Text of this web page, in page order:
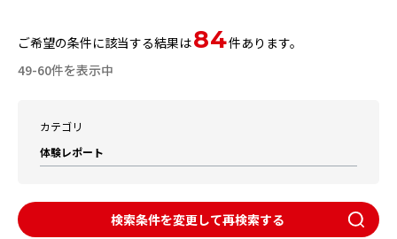
ご希望の条件に該当する結果は84件あります。
49-60件を表示中
カテゴリ
体験レポート
検索条件を変更して再検索する